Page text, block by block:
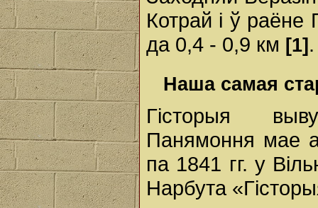
Котрай і ў раёне
да 0,4 - 0,9 км [1] .
Наша самая
Гісторыя
Панямоння мае
па 1841 гг. у
Нарбута